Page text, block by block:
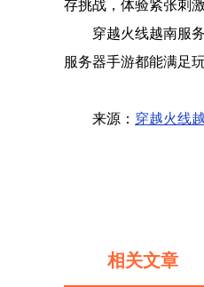
存挑战，体验紧张刺
穿越火线越南服
服务器手游都能满足
来源： 穿越火线
相关文章